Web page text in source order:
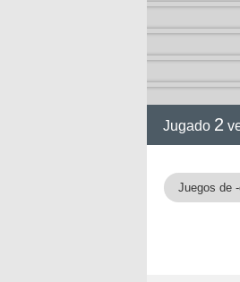
Jugado 2
Juegos de